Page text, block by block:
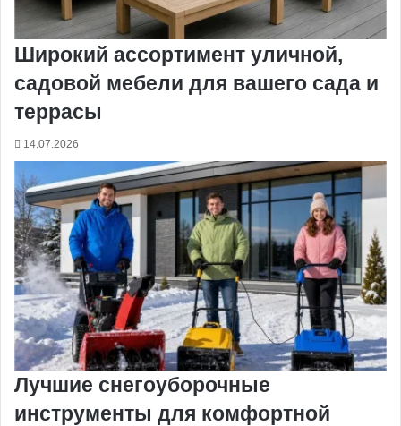
Широкий ассортимент уличной,
садовой мебели для вашего сада и
террасы
14.07.2026
Лучшие снегоуборочные
инструменты для комфортной